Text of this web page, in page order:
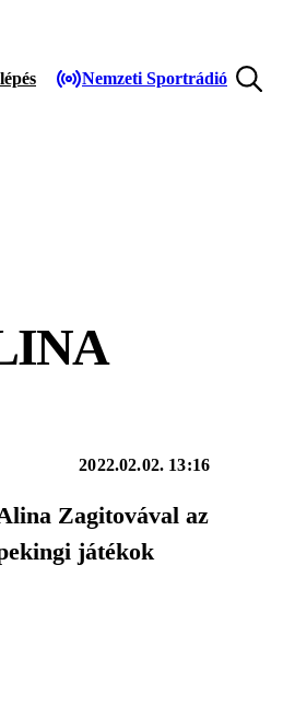
Nemzeti Sportrádió
2022.02.02. 13:16
Zagitovával az
játékok